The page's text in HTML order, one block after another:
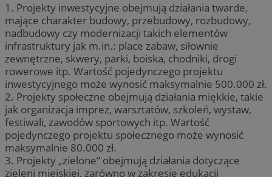
1. Projekty inwestycyjne obejmują działania twarde,
mające charakter budowy, przebudowy, rozbudowy,
nadbudowy czy modernizacji takich elementów
infrastruktury jak m.in.: place zabaw, siłownie
zewnętrzne, skwery, parki, boiska, chodniki, drogi
rowerowe itp. Wartość pojedynczego projektu
inwestycyjnego może wynosić maksymalnie 500.000 zł.
2. Projekty społeczne obejmują działania miękkie, takie
jak organizacja imprez, warsztatów, szkoleń, wystaw,
festiwali, zawodów sportowych itp. Wartość
pojedynczego projektu społecznego może wynosić
maksymalnie 80.000 zł.
3. Projekty „zielone” obejmują działania dotyczące
zieleni miejskiej, zarówno w zakresie edukacji